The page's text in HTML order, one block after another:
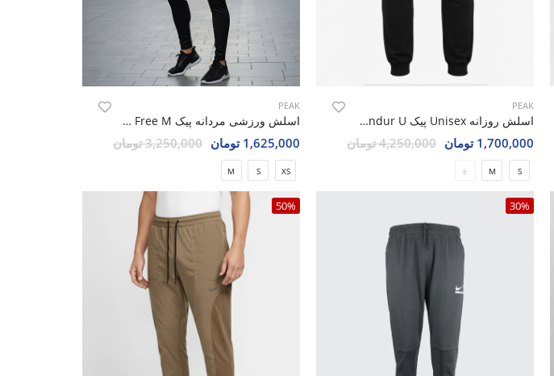
PEAK
اسلش روزانه Unisex پیک Peak Endur U
1,700,000 تومان 4,250,000 تومان
S
M
L
PEAK
اسلش ورزشی مردانه پیک Run Free M
1,625,000 تومان 3,250,000 تومان
XS
S
M
30%
50%